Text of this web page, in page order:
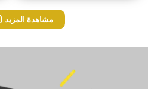
مشاهدة المزيد (1335)